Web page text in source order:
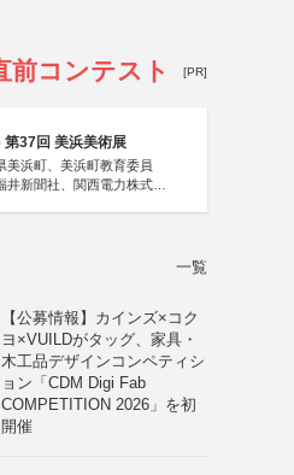
前コンテスト [PR]
第37回 美浜美術展
美浜町、美浜町教育委員
井新聞社、関西電力株式会
一覧
【公募情報】カインズ×コク
ヨ×VUILDがタッグ、家具・
木工品デザインコンペティシ
ョン「CDM Digi Fab
COMPETITION 2026」を初
開催